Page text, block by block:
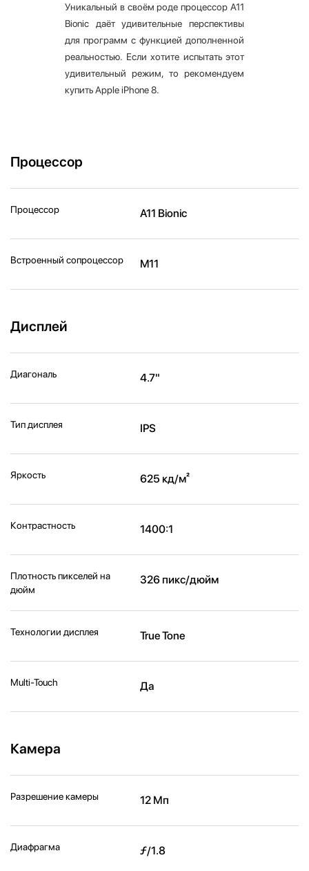
Уникальный в своём роде процессор A11
Bionic даёт удивительные перспективы
для программ с функцией дополненной
реальностью. Если хотите испытать этот
удивительный режим, то рекомендуем
купить Apple iPhone 8.
Процессор
Процессор A11 Bionic
Встроенный сопроцессор M11
Дисплей
Диагональ 4.7"
Тип дисплея IPS
Яркость 625 кд/м²
Контрастность 1400:1
Плотность пикселей на
дюйм
326 пикс/дюйм
Технологии дисплея True Tone
Multi-Touch Да
Камера
Разрешение камеры 12 Мп
Диафрагма ƒ/1.8